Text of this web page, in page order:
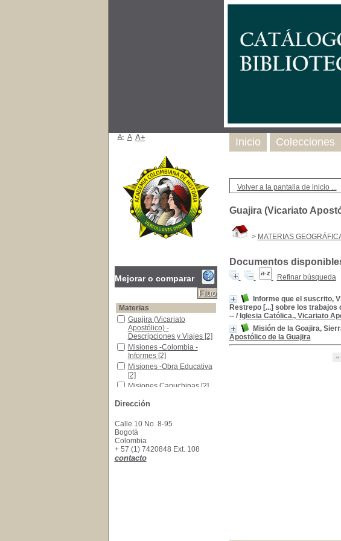
Volver a la pantalla de inicio ...
Guajira (Vicariato
> MATERIAS
Documentos
Refinar búsqueda
Informe que el suscrito,
Restrepo [...] sobre los trabajos
--/ Iglesia Católica., Vicariato
Misión de la Goajira,
Apostólico de la Guajira
Inicio Colecciones
A- A A+
Mejorar o comparar
Materias
Guajira (Vicariato Apostólico) -Descripciones y Viajes
Guajira (Vicariato
Apostólico) -
Descripciones y Viajes [2]
Misiones -Colombia -Informes
Misiones -Colombia -
Informes [2]
Misiones -Obra Educativa
Misiones -Obra Educativa
[2]
Misiones Capuchinas
Misiones Capuchinas [2]
Obra Evangélica
Obra Evangélica
Dirección
Calle 10 No. 8-95
Bogotá
Colombia
+ 57 (1) 7420848 Ext. 108
contacto